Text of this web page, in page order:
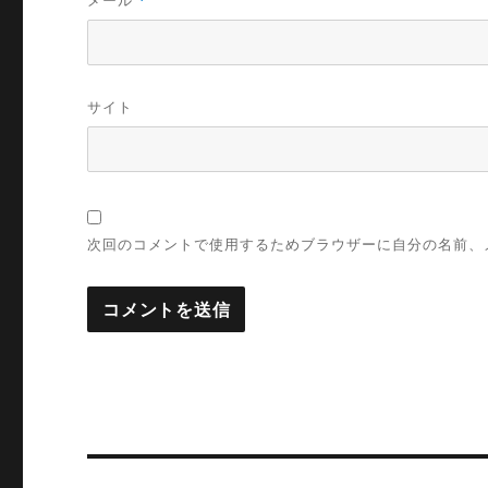
サイト
次回のコメントで使用するためブラウザーに自分の名前、